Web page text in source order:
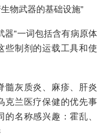
物武器的基础设施”
”一词包括含有病原体
些制剂的运载工具和使
灰质炎、麻疹、肝炎
克兰医疗保健的优先事
名称感兴趣：霍乱、